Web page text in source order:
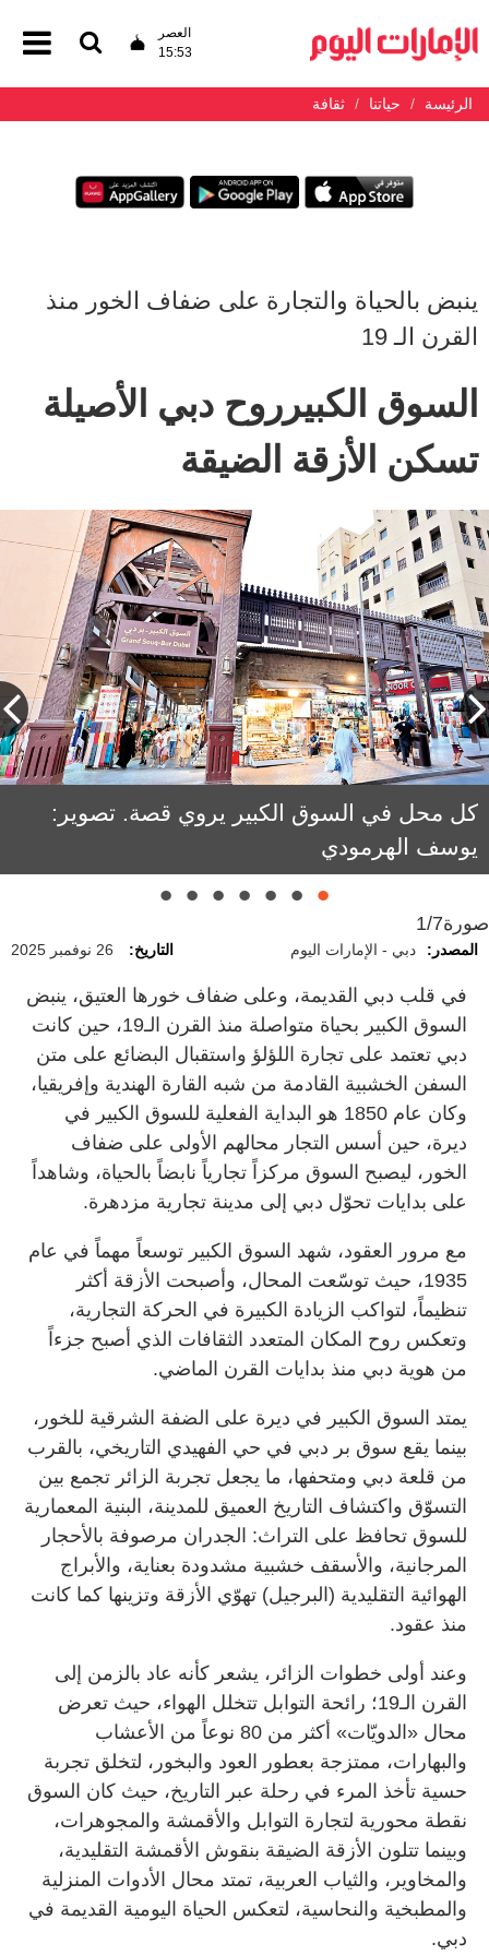
العصر
15:53
الرئيسة حياتنا ثقافة
ينبض بالحياة والتجارة على ضفاف الخور منذ
القرن الـ 19
السوق الكبيرروح دبي الأصيلة
تسكن الأزقة الضيقة
كل محل في السوق الكبير يروي قصة. تصوير:
يوسف الهرمودي
صورة1/7
المصدر: دبي - الإمارات اليوم التاريخ: 26 نوفمبر 2025
في قلب دبي القديمة، وعلى ضفاف خورها العتيق، ينبض
السوق الكبير بحياة متواصلة منذ القرن الـ19، حين كانت
دبي تعتمد على تجارة اللؤلؤ واستقبال البضائع على متن
السفن الخشبية القادمة من شبه القارة الهندية وإفريقيا،
وكان عام 1850 هو البداية الفعلية للسوق الكبير في
ديرة، حين أسس التجار محالهم الأولى على ضفاف
الخور، ليصبح السوق مركزاً تجارياً نابضاً بالحياة، وشاهداً
على بدايات تحوّل دبي إلى مدينة تجارية مزدهرة.
مع مرور العقود، شهد السوق الكبير توسعاً مهماً في عام
1935، حيث توسّعت المحال، وأصبحت الأزقة أكثر
تنظيماً، لتواكب الزيادة الكبيرة في الحركة التجارية،
وتعكس روح المكان المتعدد الثقافات الذي أصبح جزءاً
من هوية دبي منذ بدايات القرن الماضي.
يمتد السوق الكبير في ديرة على الضفة الشرقية للخور،
بينما يقع سوق بر دبي في حي الفهيدي التاريخي، بالقرب
من قلعة دبي ومتحفها، ما يجعل تجربة الزائر تجمع بين
التسوّق واكتشاف التاريخ العميق للمدينة، البنية المعمارية
للسوق تحافظ على التراث: الجدران مرصوفة بالأحجار
المرجانية، والأسقف خشبية مشدودة بعناية، والأبراج
الهوائية التقليدية (البرجيل) تهوّي الأزقة وتزينها كما كانت
منذ عقود.
وعند أولى خطوات الزائر، يشعر كأنه عاد بالزمن إلى
القرن الـ19؛ رائحة التوابل تتخلل الهواء، حيث تعرض
محال «الدويّات» أكثر من 80 نوعاً من الأعشاب
والبهارات، ممتزجة بعطور العود والبخور، لتخلق تجربة
حسية تأخذ المرء في رحلة عبر التاريخ، حيث كان السوق
نقطة محورية لتجارة التوابل والأقمشة والمجوهرات،
وبينما تتلون الأزقة الضيقة بنقوش الأقمشة التقليدية،
والمخاوير، والثياب العربية، تمتد محال الأدوات المنزلية
والمطبخية والنحاسية، لتعكس الحياة اليومية القديمة في
دبي.